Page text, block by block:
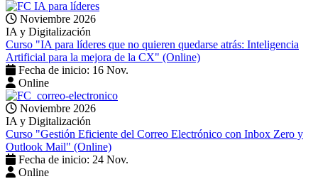
Noviembre 2026
IA y Digitalización
Curso "IA para líderes que no quieren quedarse atrás: Inteligencia
Artificial para la mejora de la CX" (Online)
Fecha de inicio: 16 Nov.
Online
Noviembre 2026
IA y Digitalización
Curso "Gestión Eficiente del Correo Electrónico con Inbox Zero y
Outlook Mail" (Online)
Fecha de inicio: 24 Nov.
Online